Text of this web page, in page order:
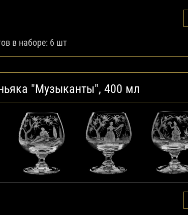
в наборе: 6 шт
"Музыканты", 400 мл